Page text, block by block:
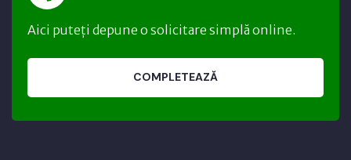
Aici puteți depune o solicitare simplă online.
COMPLETEAZĂ